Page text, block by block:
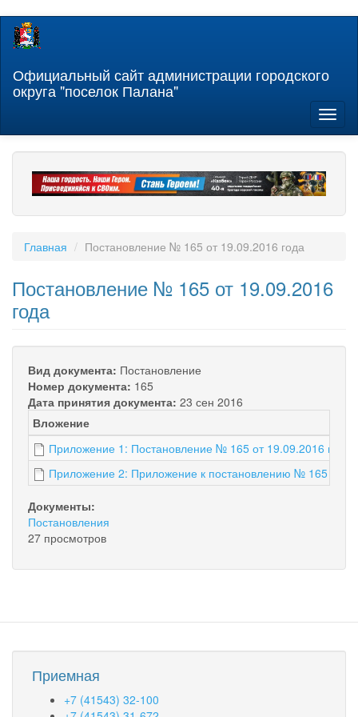
Перейти
содержанию
Официальный сайт администрации городского
округа "поселок Палана"
Главная Постановление № 165 от 19.09.2016 года
Постановление № 165 от 19.09.2016
года
Вид документа: Постановление
Номер документа: 165
Дата принятия документа: 23 сен 2016
Вложение
Приложение 1: Постановление № 165 от 19.09.2016 г.
Приложение 2: Приложение к постановлению № 165 от
Документы:
Постановления
27 просмотров
Приемная
+7 (41543) 32-100